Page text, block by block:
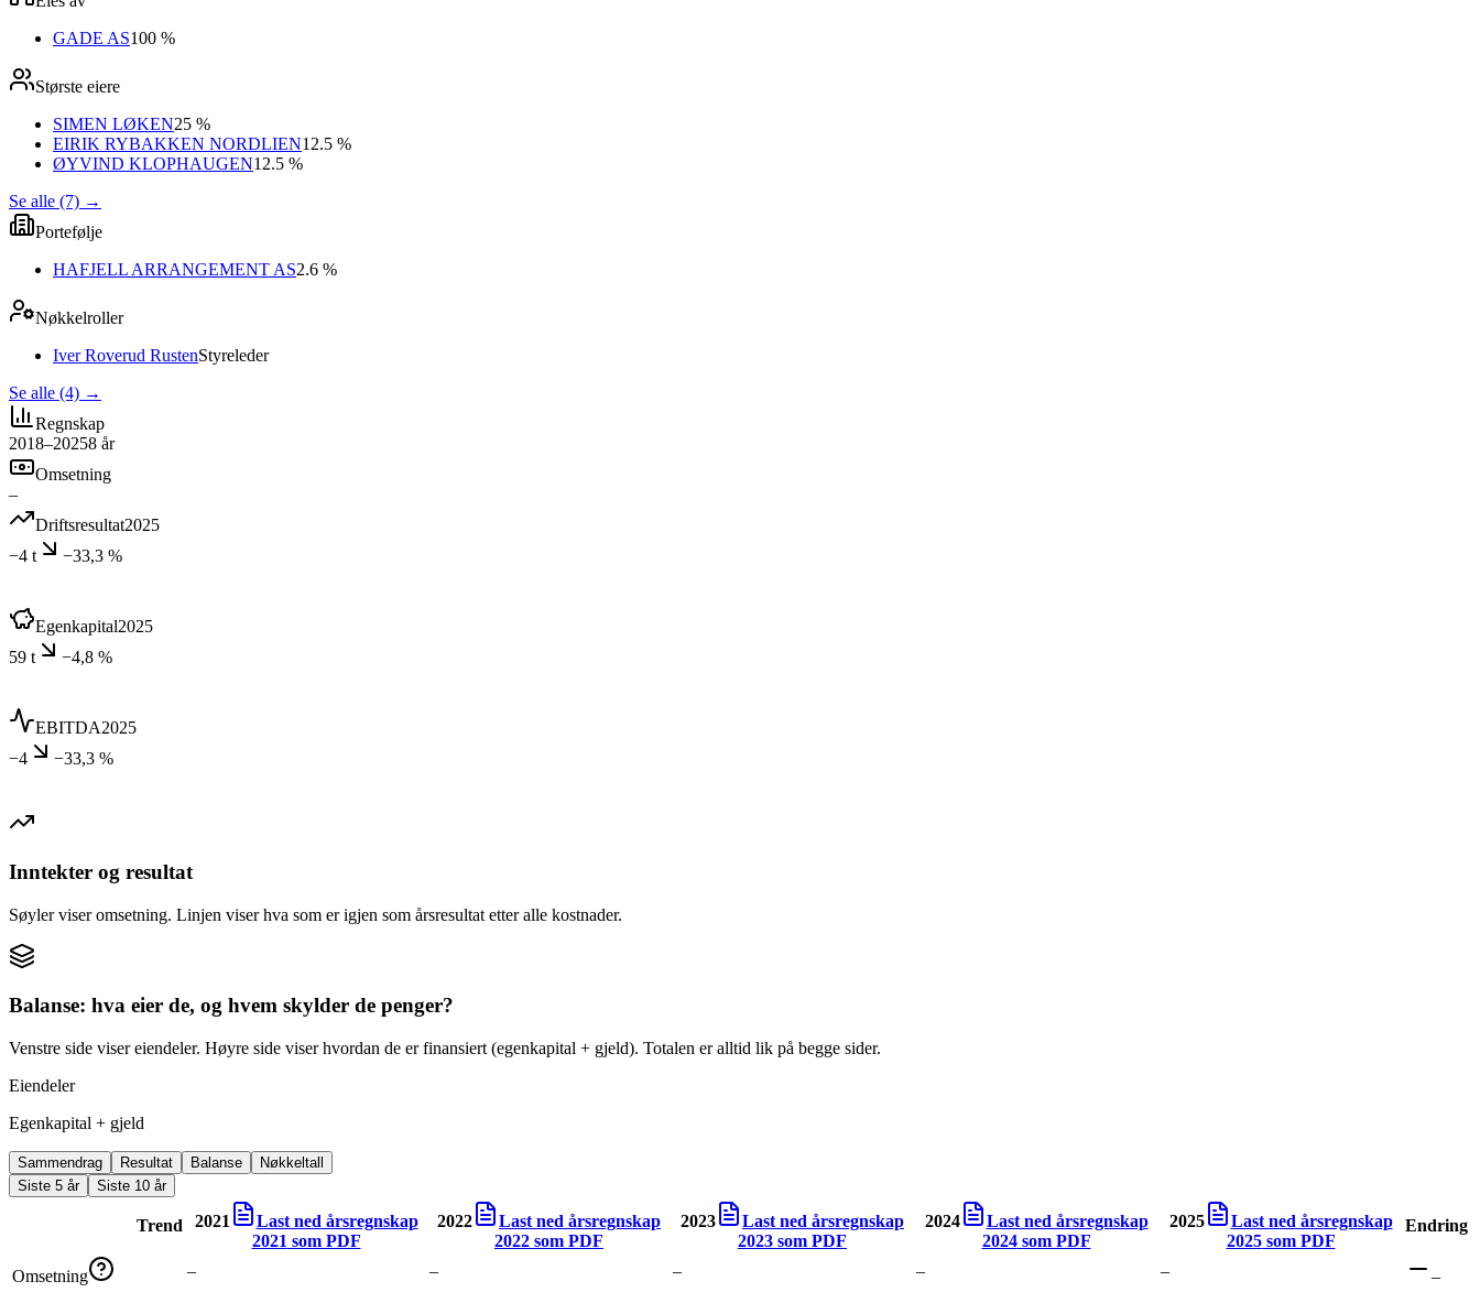
GADE AS100 %
Største eiere
SIMEN LØKEN25 %
EIRIK RYBAKKEN NORDLIEN12.5 %
ØYVIND KLOPHAUGEN12.5 %
Se alle (7) →
Portefølje
HAFJELL ARRANGEMENT AS2.6 %
Nøkkelroller
Iver Roverud RustenStyreleder
Se alle (4) →
Regnskap
2018–20258 år
Omsetning
–
Driftsresultat2025
−4 t
−33,3 %
Egenkapital2025
59 t
−4,8 %
EBITDA2025
−4
−33,3 %
Inntekter og resultat
Søyler viser omsetning. Linjen viser hva som er igjen som årsresultat etter alle kostnader.
Balanse: hva eier de, og hvem skylder de penger?
Venstre side viser eiendeler. Høyre side viser hvordan de er finansiert (egenkapital + gjeld). Totalen er alltid lik på begge sider.
Eiendeler
Egenkapital + gjeld
Sammendrag Resultat Balanse
Nøkkeltall
Siste 5 år
Siste 10 år
Trend 2021
Last ned årsregnskap
2021 som PDF
2022
Last ned årsregnskap
2022 som PDF
2023
Last ned årsregnskap
2023 som PDF
2024
Last ned årsregnskap
2024som PDF
2025
Last ned årsregnskap
2025som PDF
Endring
Omsetning – – – – – –